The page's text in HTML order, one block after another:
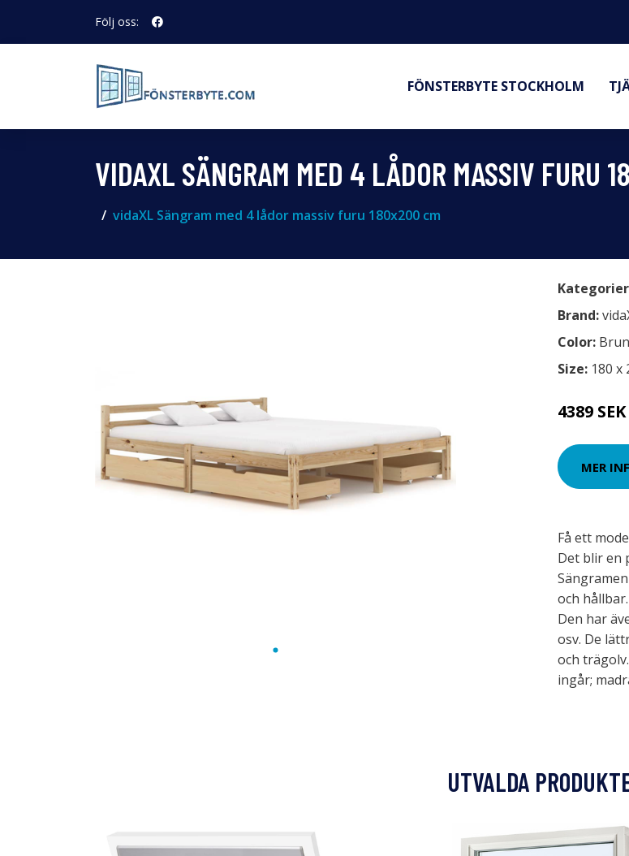
Följ oss:
FÖNSTERBYTE STOCKHOLM
VIDAXL SÄNGRAM MED 4 LÅDOR MASSIV FURU
vidaXL Sängram med 4 lådor massiv furu 180x200 cm
Brand:
Color: Brun
Size: 180 x
4389 SEK
MER
Få ett
Det blir en
och
Den har
osv. De
och
ingår;
UTVALDA